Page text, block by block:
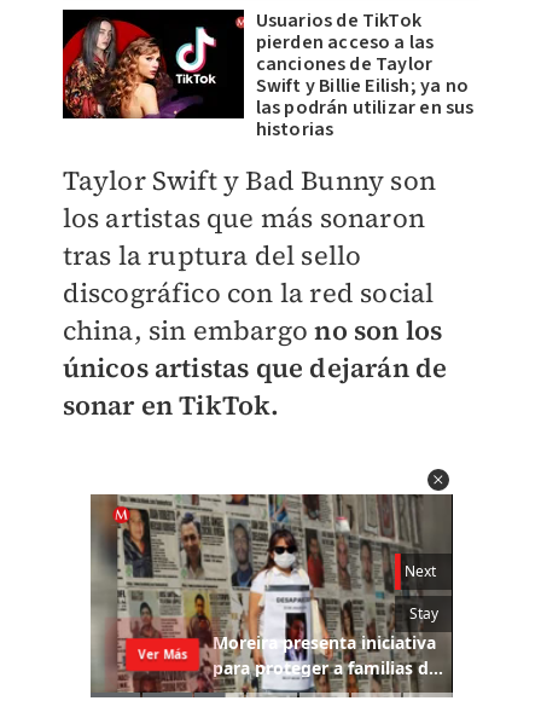
Usuarios de TikTok
pierden acceso a las
canciones de Taylor
Swift y Billie Eilish; ya no
las podrán utilizar en sus
historias
Taylor Swift y Bad Bunny son
los artistas que más sonaron
tras la ruptura del sello
discográfico con la red social
china, sin embargono son los
únicos artistas que dejarán de
sonar en TikTok.